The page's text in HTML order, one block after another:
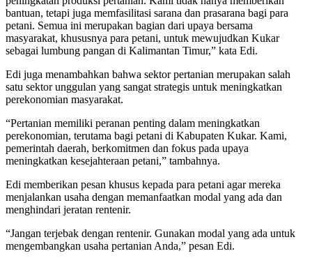
bantuan, tetapi juga memfasilitasi sarana dan prasarana bagi para
petani. Semua ini merupakan bagian dari upaya bersama
masyarakat, khususnya para petani, untuk mewujudkan Kukar
sebagai lumbung pangan di Kalimantan Timur,” kata Edi.
Edi juga menambahkan bahwa sektor pertanian merupakan salah
satu sektor unggulan yang sangat strategis untuk meningkatkan
perekonomian masyarakat.
“Pertanian memiliki peranan penting dalam meningkatkan
perekonomian, terutama bagi petani di Kabupaten Kukar. Kami,
pemerintah daerah, berkomitmen dan fokus pada upaya
meningkatkan kesejahteraan petani,” tambahnya.
Edi memberikan pesan khusus kepada para petani agar mereka
menjalankan usaha dengan memanfaatkan modal yang ada dan
menghindari jeratan rentenir.
“Jangan terjebak dengan rentenir. Gunakan modal yang ada untuk
mengembangkan usaha pertanian Anda,” pesan Edi.